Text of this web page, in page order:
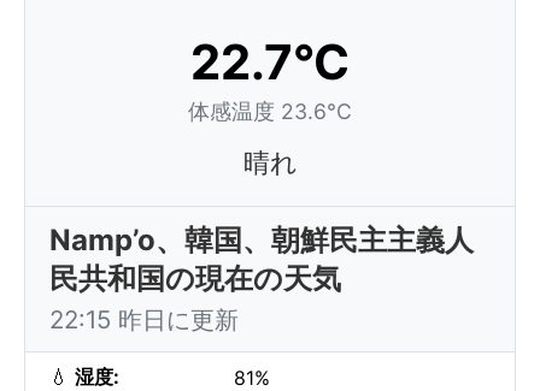
22.7°C
体感温度 23.6°C
晴れ
Namp’o、韓国、朝鮮民主主義人
民共和国の現在の天気
22:15 昨日に更新
💧 湿度: 81%